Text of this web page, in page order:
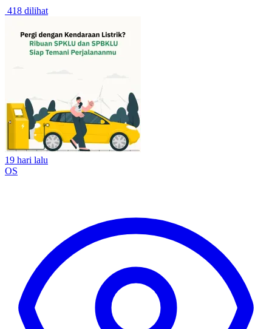
418 dilihat
19 hari lalu
OS